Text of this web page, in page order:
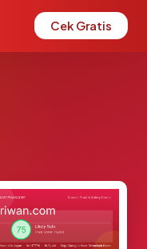
Cek Gratis